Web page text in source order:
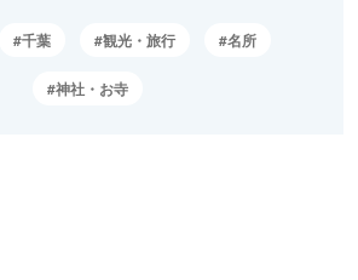
千葉 観光・旅行 名所
神社・お寺